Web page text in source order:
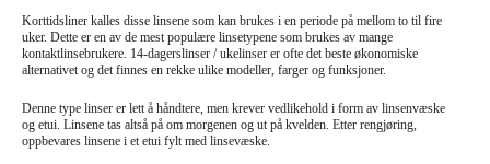
Korttidsliner kalles disse linsene som kan brukes i en periode på mellom to til fire
uker. Dette er en av de mest populære linsetypene som brukes av mange
kontaktlinsebrukere. 14-dagerslinser / ukelinser er ofte det beste økonomiske
alternativet og det finnes en rekke ulike modeller, farger og funksjoner.
Denne type linser er lett å håndtere, men krever vedlikehold i form av linsenvæske
og etui. Linsene tas altså på om morgenen og ut på kvelden. Etter rengjøring,
oppbevares linsene i et etui fylt med linsevæske.